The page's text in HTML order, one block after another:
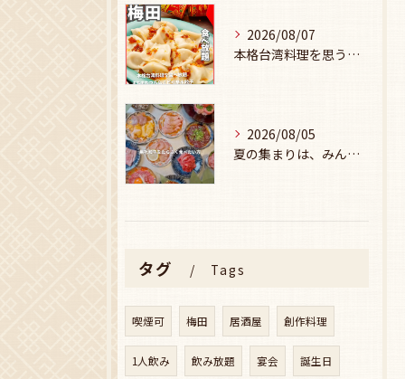
2026/08/07
本格台湾料理を思う存分楽しみたい方に、
2026/08/05
夏の集まりは、みんなで焼肉🥩☀️
タグ Tags
喫煙可 梅田 居酒屋 創作料理
1人飲み 飲み放題 宴会 誕生日